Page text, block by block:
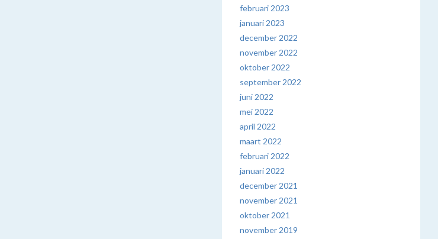
februari 2023
januari 2023
december 2022
november 2022
oktober 2022
september 2022
juni 2022
mei 2022
april 2022
maart 2022
februari 2022
januari 2022
december 2021
november 2021
oktober 2021
november 2019